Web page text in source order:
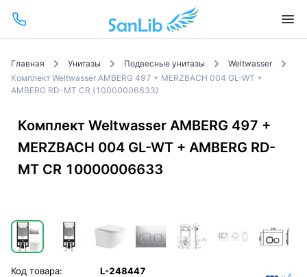
Главная Унитазы Подвесные унитазы
Weltwasser
Комплект Weltwasser AMBERG 497 + MERZBACH 004 GL-WT +
AMBERG RD-MT CR (10000006633)
Комплект Weltwasser AMBERG 497 +
MERZBACH 004 GL-WT + AMBERG RD-
MT CR 10000006633
Код товара:
L-248447